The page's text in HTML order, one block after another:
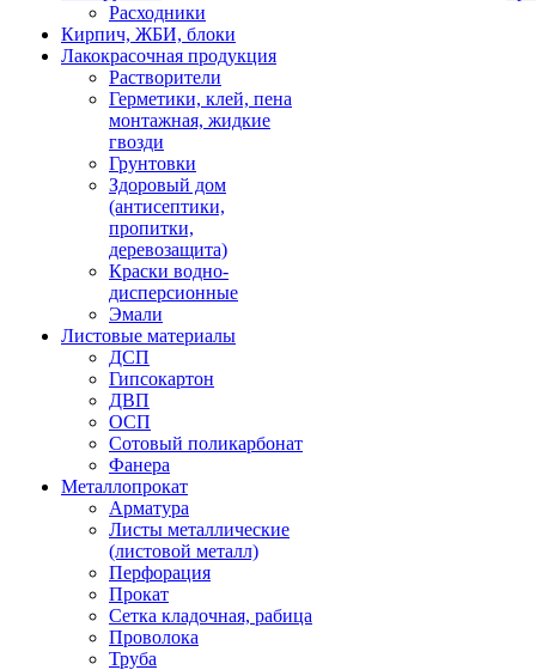
Расходники
Кирпич, ЖБИ, блоки
Лакокрасочная продукция
Растворители
Герметики, клей, пена
монтажная, жидкие
гвозди
Грунтовки
Здоровый дом
(антисептики,
пропитки,
деревозащита)
Краски водно-
дисперсионные
Эмали
Листовые материалы
ДСП
Гипсокартон
ДВП
ОСП
Сотовый поликарбонат
Фанера
Металлопрокат
Арматура
Листы металлические
(листовой металл)
Перфорация
Прокат
Сетка кладочная, рабица
Проволока
Труба